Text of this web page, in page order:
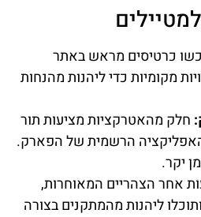
כרטיסים מראש באתר
מקומיות כדי ליהנות מהנחות
חלק מהאטרקציות מציעות תור
הרשמית של הפארק.
יקר.
אחר הצהריים המאוחרות,
ליהנות מהמתקנים בצורה